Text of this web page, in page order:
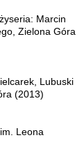
Marcin
Zielona Góra
Lubuski
(2013)
Leona